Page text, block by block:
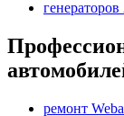
генераторов
ремонт